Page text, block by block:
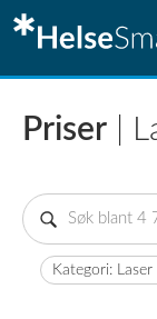
Priser |
Kategori: